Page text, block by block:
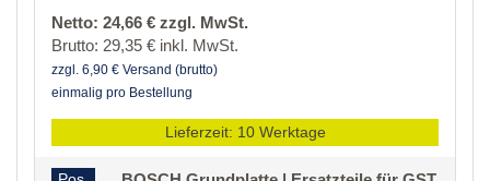
Netto: 24,66 € zzgl. MwSt.
Brutto: 29,35 € inkl. MwSt.
zzgl. 6,90 € Versand (brutto)
einmalig pro Bestellung
Lieferzeit: 10 Werktage